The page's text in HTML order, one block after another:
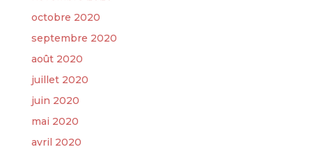
octobre 2020
septembre 2020
août 2020
juillet 2020
juin 2020
mai 2020
avril 2020